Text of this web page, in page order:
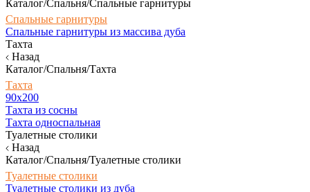
Каталог/Спальня/Спальные гарнитуры
Спальные гарнитуры
Спальные гарнитуры из массива дуба
Тахта
Назад
Каталог/Спальня/Тахта
Тахта
90х200
Тахта из сосны
Тахта односпальная
Туалетные столики
Назад
Каталог/Спальня/Туалетные столики
Туалетные столики
Туалетные столики из дуба